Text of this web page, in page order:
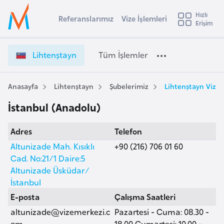
Ülke Seçimi
Başvuru yapmak istediğiniz ülkeyi seçin
Üye
Girişi
i
t
e
n
t
n
V
i
İ
ş
e
Referanslarımız Vize İşlemleri
Hızlı
Erişim
Lihtenştayn Tüm İşlemler
Anasayfa Lihtenştayn Şubelerimiz Lihtenştayn Vize
İstanbul (Anadolu)
Adres
Altunizade Mah. Kısıklı
Cad. No:21/1 Daire:5
Altunizade Üsküdar/
İstanbul
Telefon
+90 (216) 706 01 60
E-posta
altunizade@vizemerkezi.c
Çalışma Saatleri
Pazartesi - Cuma: 08.30 -
s
t
r
a
v
u
s
t
u
r
y